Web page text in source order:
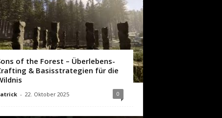
of the Forest – Überlebens-
& Basisstrategien für die
- 22. Oktober 2025 0